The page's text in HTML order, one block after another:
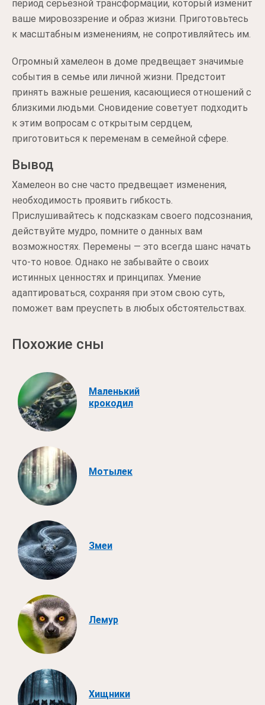
период серьезной трансформации, который изменит
ваше мировоззрение и образ жизни. Приготовьтесь
к масштабным изменениям, не сопротивляйтесь им.
Огромный хамелеон в доме предвещает значимые
события в семье или личной жизни. Предстоит
принять важные решения, касающиеся отношений с
близкими людьми. Сновидение советует подходить
к этим вопросам с открытым сердцем,
приготовиться к переменам в семейной сфере.
Вывод
Хамелеон во сне часто предвещает изменения,
необходимость проявить гибкость.
Прислушивайтесь к подсказкам своего подсознания,
действуйте мудро, помните о данных вам
возможностях. Перемены — это всегда шанс начать
что-то новое. Однако не забывайте о своих
истинных ценностях и принципах. Умение
адаптироваться, сохраняя при этом свою суть,
поможет вам преуспеть в любых обстоятельствах.
Похожие сны
Маленький
крокодил
Мотылек
Змеи
Лемур
Хищники